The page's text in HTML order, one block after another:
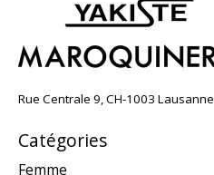
Rue Centrale 9, CH-1003 Lausanne
Catégories
Femme